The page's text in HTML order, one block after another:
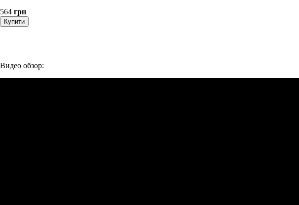
564 грн
Купити
Видео обзор: